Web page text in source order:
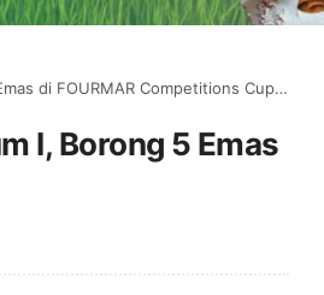
FOURMAR Competitions Cup I 2026
I, Borong 5 Emas